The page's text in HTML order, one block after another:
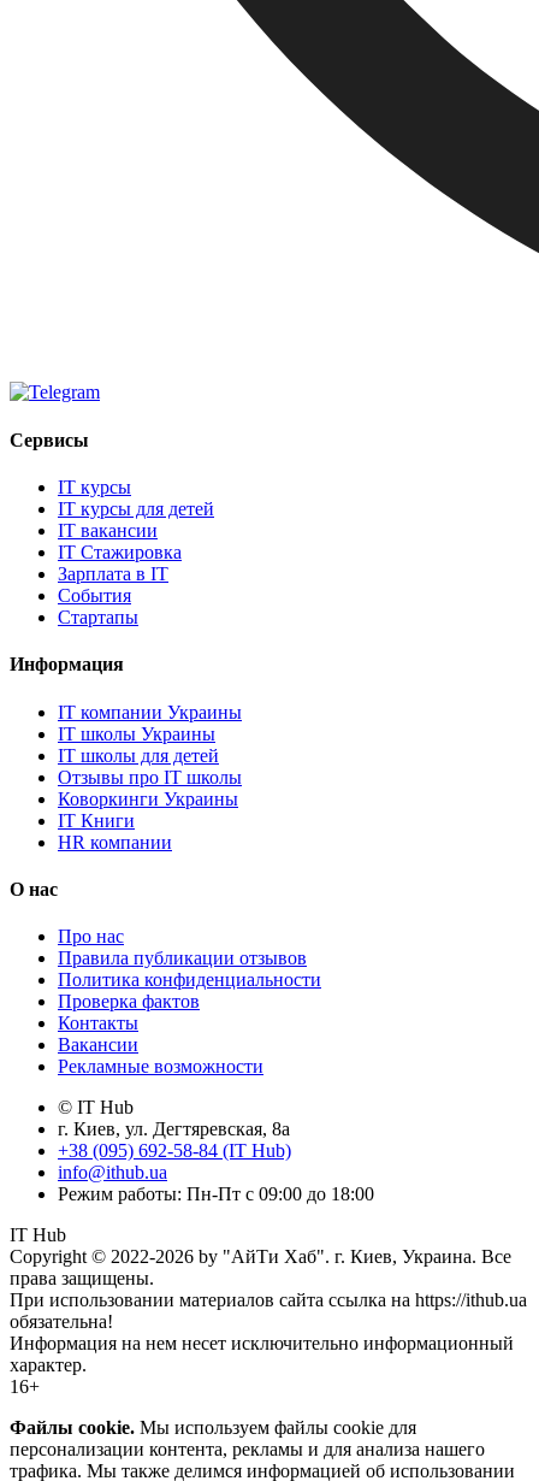
Сервисы
IT курсы
IT курсы для детей
IT вакансии
IT Стажировка
Зарплата в IT
События
Стартапы
Информация
IT компании Украины
IT школы Украины
IT школы для детей
Отзывы про IT школы
Коворкинги Украины
IT Книги
HR компании
О нас
Про нас
Правила публикации отзывов
Политика конфиденциальности
Проверка фактов
Контакты
Вакансии
Рекламные возможности
© IT Hub
г. Киев, ул. Дегтяревская, 8а
+38 (095) 692-58-84 (IT Hub)
info@ithub.ua
Режим работы: Пн-Пт с 09:00 до 18:00
IT Hub
Copyright © 2022-2026 by "АйТи Хаб". г. Киев, Украина. Все
права защищены.
При использовании материалов сайта ссылка на https://ithub.ua
обязательна!
Информация на нем несет исключительно информационный
характер.
16+
Файлы cookie. Мы используем файлы cookie для
персонализации контента, рекламы и для анализа нашего
трафика. Мы также делимся информацией об использовании